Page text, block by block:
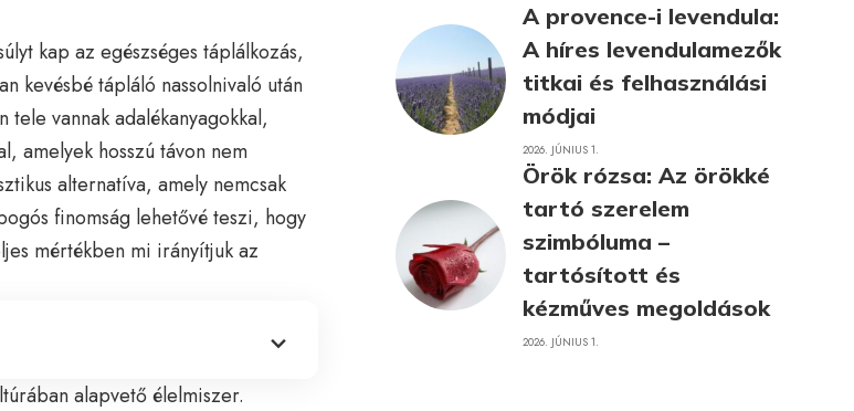
kap az egészséges táplálkozás,
kevésbé tápláló nassolnivaló után
vannak adalékanyagokkal,
amelyek hosszú távon nem
alternatíva, amely nemcsak
finomság lehetővé teszi, hogy
mértékben mi irányítjuk az
alapvető élelmiszer.
A provence-i levendula:
A híres levendulamezők
titkai és felhasználási
módjai
2026. JÚNIUS 1.
Örök rózsa: Az örökké
tartó szerelem
szimbóluma –
tartósított és
kézműves megoldások
2026. JÚNIUS 1.